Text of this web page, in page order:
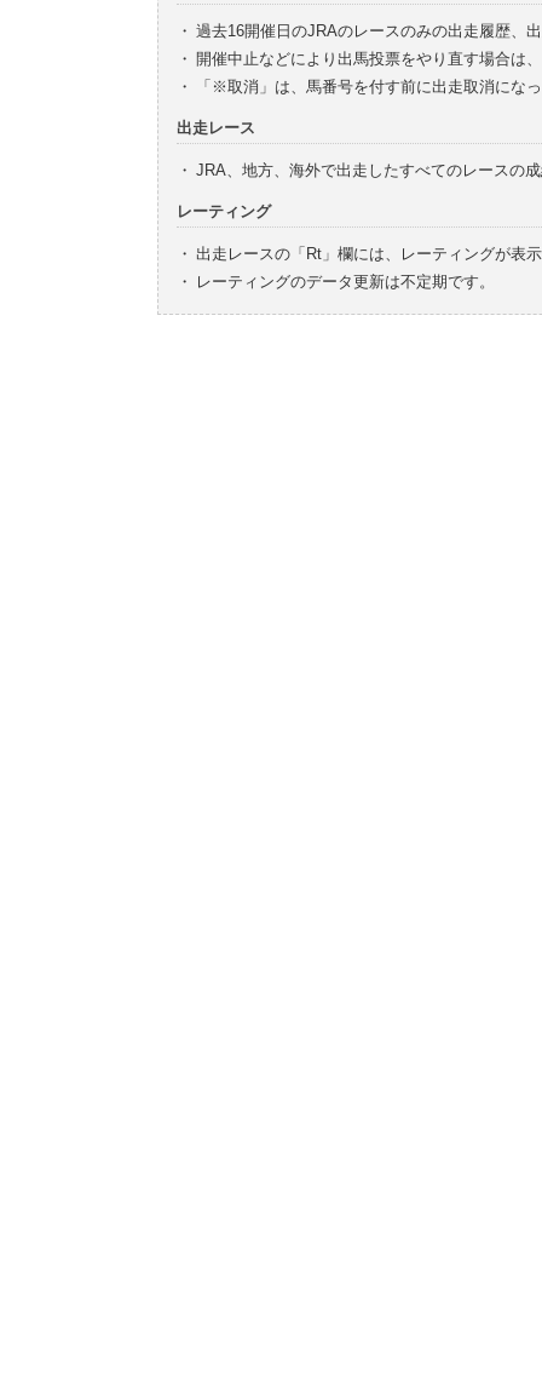
・ 過去16開催日のJRAのレースのみの出走履歴、
・ 開催中止などにより出馬投票をやり直す場合は
・
「※取消」は、馬番号を付す前に出走取消にな
出走レース
・ JRA、地方、海外で出走したすべてのレースの
レーティング
・ 出走レースの「Rt」欄には、レーティングが表
・
レーティングのデータ更新は不定期です。